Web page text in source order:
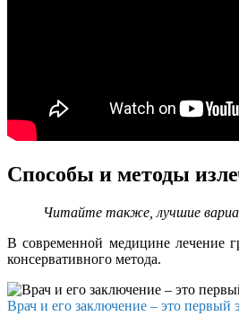
Способы и методы
Читайте также, лучшие
В современной медицине лечение
консервативного метода.
Врач и его заключение – это первый